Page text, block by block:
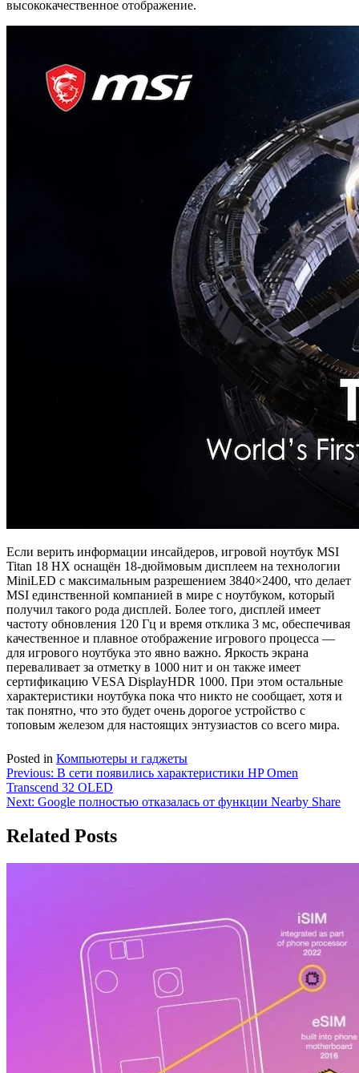
высококачественное отображение.
Если верить информации инсайдеров, игровой ноутбук MSI
Titan 18 HX оснащён 18-дюймовым дисплеем на технологии
MiniLED с максимальным разрешением 3840×2400, что делает
MSI единственной компанией в мире с ноутбуком, который
получил такого рода дисплей. Более того, дисплей имеет
частоту обновления 120 Гц и время отклика 3 мс, обеспечивая
качественное и плавное отображение игрового процесса —
для игрового ноутбука это явно важно. Яркость экрана
переваливает за отметку в 1000 нит и он также имеет
сертификацию VESA DisplayHDR 1000. При этом остальные
характеристики ноутбука пока что никто не сообщает, хотя и
так понятно, что это будет очень дорогое устройство с
топовым железом для настоящих энтузиастов со всего мира.
Posted in Компьютеры и гаджеты
Навигация
по
Previous: В сети появились характеристики HP Omen
Transcend 32 OLED
Next: Google полностью отказалась от функции Nearby Share
Related Posts